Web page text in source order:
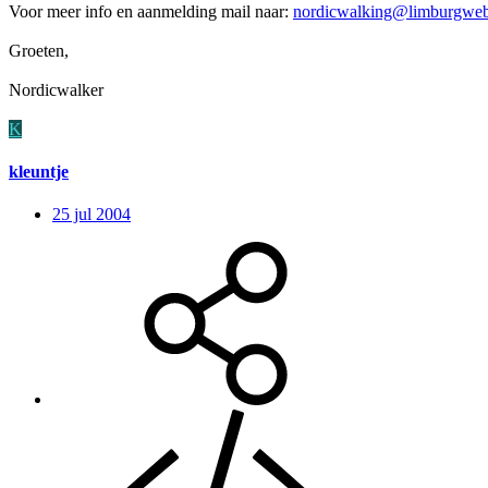
Voor meer info en aanmelding mail naar:
Groeten,
Nordicwalker
K
kleuntje
25 jul 2004